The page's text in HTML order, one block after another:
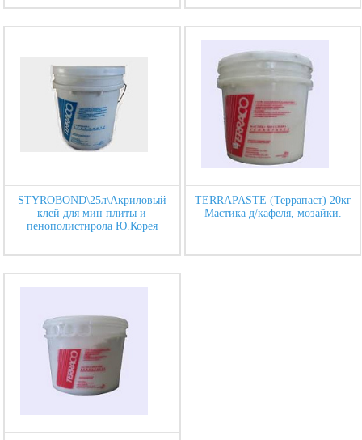
STYROBOND\25л\Акриловый
клей для мин плиты и
пенополистирола Ю.Корея
TERRAPASTE (Террапаст) 20кг
Мастика д/кафеля, мозайки.